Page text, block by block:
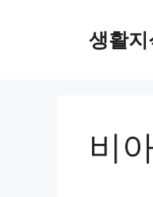
생활지
비